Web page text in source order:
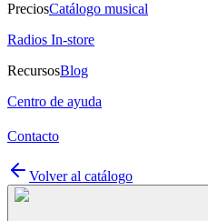
PreciosCatálogo musical
Radios In-store
RecursosBlog
Centro de ayuda
Contacto
Volver al catálogo